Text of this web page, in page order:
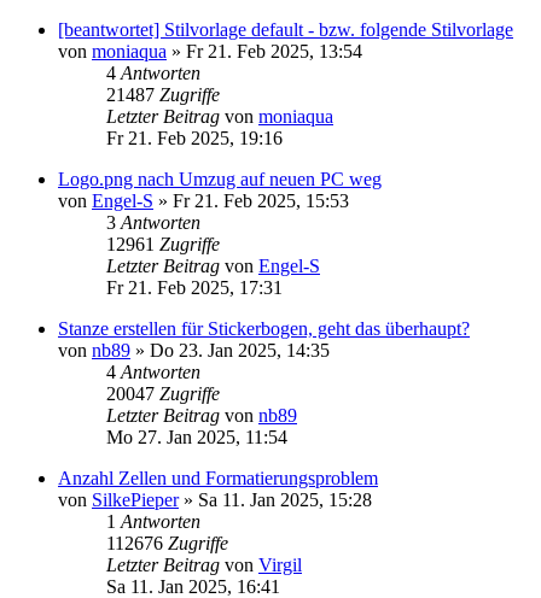
[beantwortet] Stilvorlage default - bzw. folgende Stilvorlage
von moniaqua » Fr 21. Feb 2025, 13:54
4 Antworten
21487 Zugriffe
Letzter Beitrag von moniaqua
Fr 21. Feb 2025, 19:16
Logo.png nach Umzug auf neuen PC weg
von Engel-S » Fr 21. Feb 2025, 15:53
3 Antworten
12961 Zugriffe
Letzter Beitrag von Engel-S
Fr 21. Feb 2025, 17:31
Stanze erstellen für Stickerbogen, geht das überhaupt?
von nb89 » Do 23. Jan 2025, 14:35
4 Antworten
20047 Zugriffe
Letzter Beitrag von nb89
Mo 27. Jan 2025, 11:54
Anzahl Zellen und Formatierungsproblem
von SilkePieper» Sa 11. Jan 2025, 15:28
1 Antworten
112676 Zugriffe
Letzter Beitrag von Virgil
Sa 11. Jan 2025, 16:41